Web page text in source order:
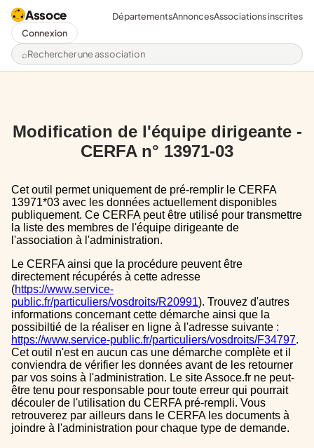
Assoce
Rechercher une association
DépartementsAnnoncesAssociations inscrites
Connexion
Modification de l'équipe dirigeante -
CERFA n° 13971-03
Cet outil permet uniquement de pré-remplir le CERFA
13971*03 avec les données actuellement disponibles
publiquement. Ce CERFA peut être utilisé pour transmettre
la liste des membres de l'équipe dirigeante de
l'association à l'administration.
Le CERFA ainsi que la procédure peuvent être
directement récupérés à cette adresse
(https://www.service-
public.fr/particuliers/vosdroits/R20991). Trouvez d'autres
informations concernant cette démarche ainsi que la
possibiltié de la réaliser en ligne à l'adresse suivante :
https://www.service-public.fr/particuliers/vosdroits/F34797.
Cet outil n'est en aucun cas une démarche complète et il
conviendra de vérifier les données avant de les retourner
par vos soins à l'administration. Le site Assoce.fr ne peut-
être tenu pour responsable pour toute erreur qui pourrait
découler de l'utilisation du CERFA pré-rempli. Vous
retrouverez par ailleurs dans le CERFA les documents à
joindre à l'administration pour chaque type de demande.